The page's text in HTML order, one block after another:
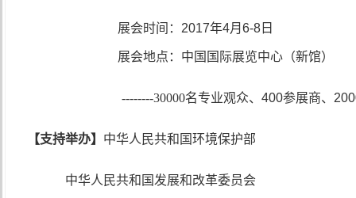
展会时间： 2017年4月 6-8 日
展会地点：中国国际展览中心（新馆）
--------30000名专业观众、 400参展商、
【支持举办】 中华人民共和国环境保护部
中华人民共和国发展和改革委员会